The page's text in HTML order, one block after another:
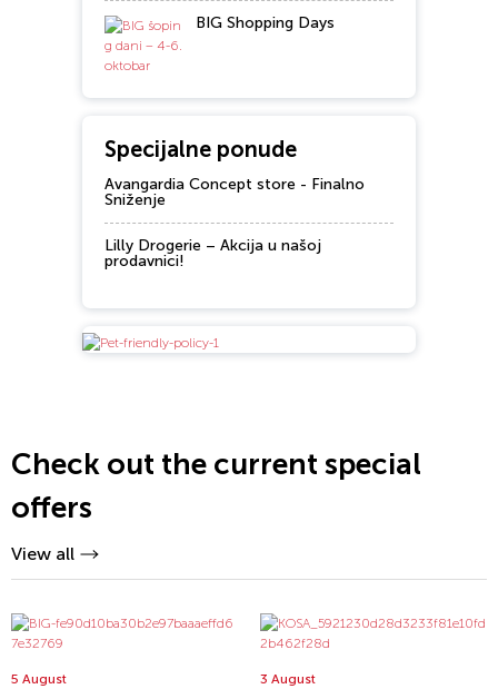
BIG Shopping Days
Specijalne ponude
Avangardia Concept store - Finalno
Sniženje
Lilly Drogerie – Akcija u našoj
prodavnici!
Check out the current special
offers
View all
5 August 3 August